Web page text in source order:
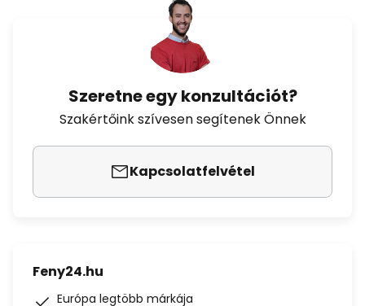
Szeretne egy konzultációt?
Szakértőink szívesen segítenek Önnek
Kapcsolatfelvétel
Feny24.hu
Európa legtöbb márkája